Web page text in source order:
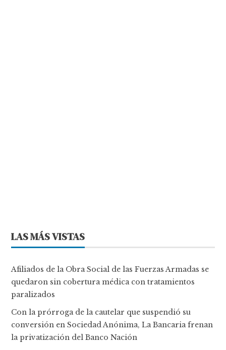
LAS MÁS VISTAS
Afiliados de la Obra Social de las Fuerzas Armadas se
quedaron sin cobertura médica con tratamientos
paralizados
Con la prórroga de la cautelar que suspendió su
conversión en Sociedad Anónima, La Bancaria frenan
la privatización del Banco Nación